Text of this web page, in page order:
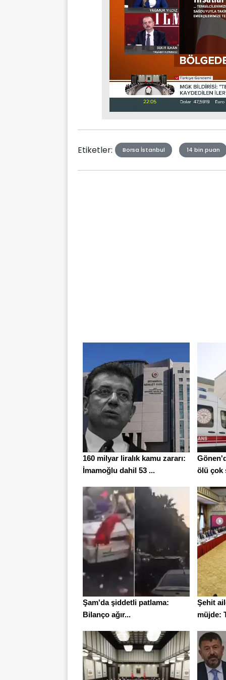
Stream
Etiketler: Borsa İstanbul 14 bin puan
160 milyar liralık kamu zararı:
İmamoğlu dahil 53 ...
ölü çok
Şam'da şiddetli patlama:
Bilanço ağır...
Şehit
müjde: